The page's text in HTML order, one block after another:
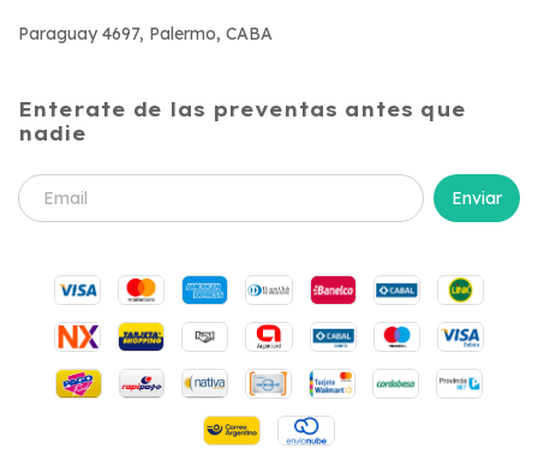
Paraguay 4697, Palermo, CABA
Enterate de las preventas antes que
nadie